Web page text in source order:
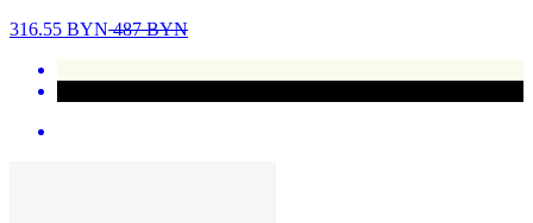
316.55 BYN487BYN